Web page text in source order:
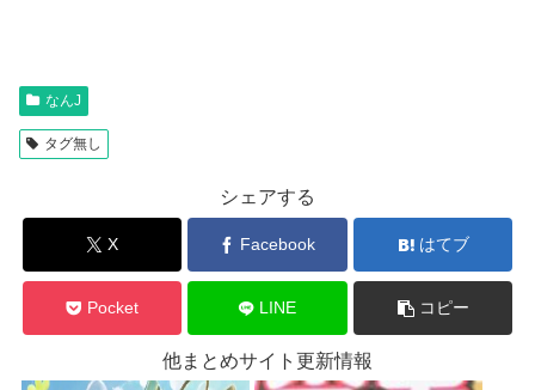
なんJ
タグ無し
シェアする
X Facebook はてブ
Pocket LINE コピー
他まとめサイト更新情報